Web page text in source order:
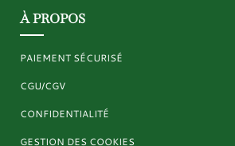
À PROPOS
PAIEMENT SÉCURISÉ
CGU/CGV
CONFIDENTIALITÉ
GESTION DES COOKIES